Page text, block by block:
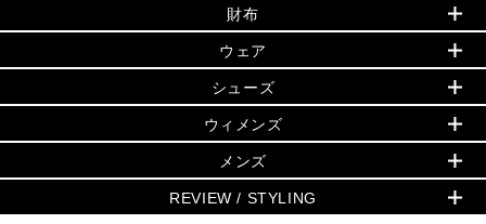
小物
シューズ・靴
ウェア
アクセサリー
時計
▶ メンズ
バッグ
追加アイテム
▶ ウィメンズすべて(ウェア・シューズ除く)
バッグ
財布・小物
ウェア
シューズ
時計・ジュエリー
▶ すべて
▶ ウィメンズすべて
財布・小物
アクセサリー
フレグランス
シューズ
人気の定番アイテム
日本限定 - バッグ
▶ ウィメンズすべて
トートバッグ
ショルダーバッグ
クロスボディ・斜め掛け
財布
日本限定 - 財布・小物
▶ ウィメンズすべて
GREENWICH
折り財布(二つ折り・三つ折り)
長財布
ウェア
▶ ウィメンズすべて
トップス
スカート・パンツ
ジャケット・アウター
シューズ
▶ ウィメンズすべて
サンダル
スニーカー
ウィメンズ
人気の定番アイテム
▶ ウィメンズすべて
メンズ
▶ メンズすべて
REVIEW / STYLING